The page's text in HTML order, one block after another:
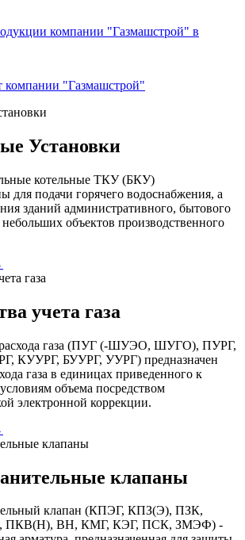
компании "Газмашстрой" в
компании "Газмашстрой"
Установки
котельные ТКУ (БКУ)
для подачи горячего водоснабжения, а
зданий административного, бытового
объектов производственного
газа
учета газа
расхода газа (ПУГ (-ШУЭО, ШУГО), ПУРГ,
КУУРГ, БУУРГ, УУРГ) предназначен
газа в единицах приведенного к
объема посредством
электронной коррекции.
клапаны
клапаны
клапан (КПЭГ, КПЗ(Э), ПЗК,
ПКВ(Н), ВН, КМГ, КЭГ, ПСК, ЗМЭФ) -